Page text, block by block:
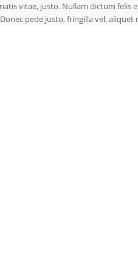
vitae, justo. Nullam dictum felis
pede justo, fringilla vel, aliquet